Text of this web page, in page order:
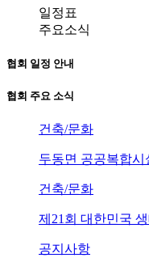
일정표
주요소식
협회 일정 안내
협회 주요 소식
건축/문화
두동면 공공복합시
건축/문화
제21회 대한민국
공지사항